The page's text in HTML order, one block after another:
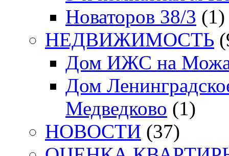
Новаторов 38/3 (1)
НЕДВИЖИМОСТЬ
Дом ИЖС на
Дом
Медведково (1)
НОВОСТИ (37)